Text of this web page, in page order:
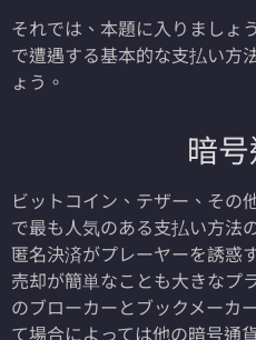
それでは、本題に入りましょ
で遭遇する基本的な支払い方
ょう。
暗
ビットコイン、テザー、その
で最も人気のある支払い方法
匿名決済がプレーヤーを誘惑
売却が簡単なことも大きなプ
のブローカーとブックメーカ
て場合によっては他の暗号通